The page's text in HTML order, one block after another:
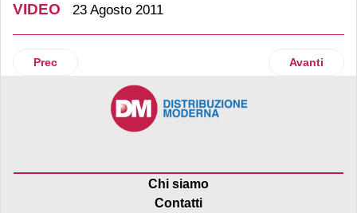
VIDEO 23 Agosto 2011
Articolo precedente: Galbani e “Le storie del furgoncino”
Prec Articolo
Avanti
Chi siamo
Contatti